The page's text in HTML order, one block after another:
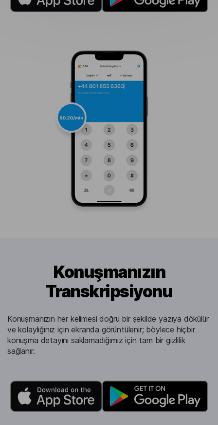
Konuşmanızın
Transkripsiyonu
Konuşmanızın her kelimesi doğru bir şekilde yazıya dökülür
ve kolaylığınız için ekranda görüntülenir; böylece hiçbir
konuşma detayını saklamadığımız için tam bir gizlilik
sağlanır.